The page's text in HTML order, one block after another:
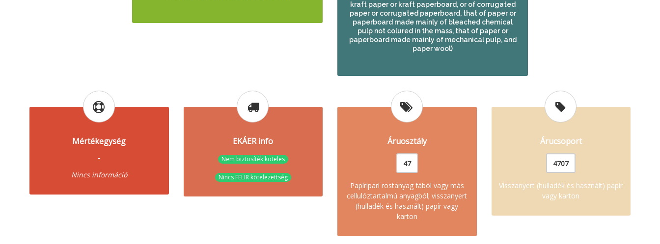
kraft paper or kraft paperboard, or of corrugated
paper or corrugated paperboard, that of paper or
paperboard made mainly of bleached chemical
pulp not colured in the mass, that of paper or
paperboard made mainly of mechanical pulp, and
paper wool)
Mértékegység
-
Nincs információ
EKÁER info
Nem biztosíték köteles
Nincs FELIR kötelezettség
Áruosztály
47
Papíripari rostanyag fából vagy más
cellulóztartalmú anyagból; visszanyert
(hulladék és használt) papír vagy
karton
Árucsoport
4707
Visszanyert (hulladék és használt) papír
vagy karton